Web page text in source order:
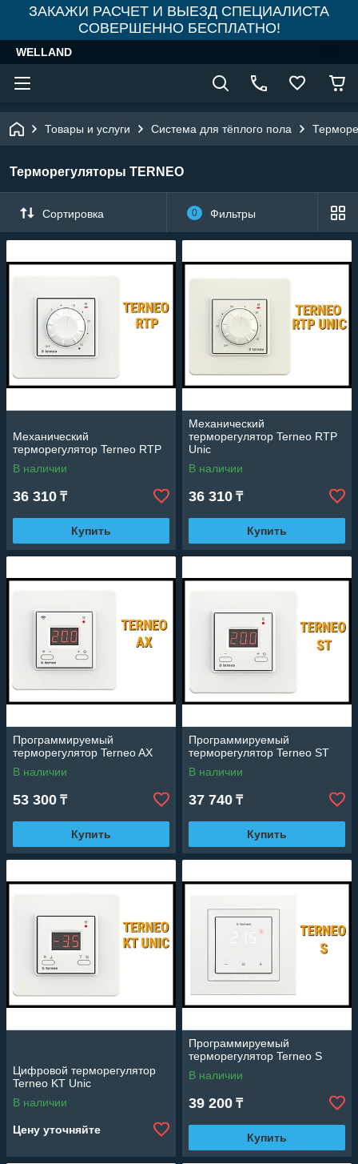
ЗАКАЖИ РАСЧЕТ И ВЫЕЗД СПЕЦИАЛИСТА
СОВЕРШЕННО БЕСПЛАТНО!
WELLAND
Товары и услуги Система для тёплого пола
Терморегуляторы TERNEO
Сортировка 0 Фильтры
Механический
терморегулятор Terneo RTP
В наличии
36 310 ₸
Купить
Механический
терморегулятор Terneo RTP
Unic
В наличии
36 310 ₸
Купить
Программируемый
терморегулятор Terneo AX
В наличии
53 300 ₸
Купить
Программируемый
терморегулятор Terneo ST
В наличии
37 740 ₸
Купить
Цифровой терморегулятор
Terneo KT Unic
В наличии
Цену уточняйте
Программируемый
терморегулятор Terneo S
В наличии
39 200 ₸
Купить